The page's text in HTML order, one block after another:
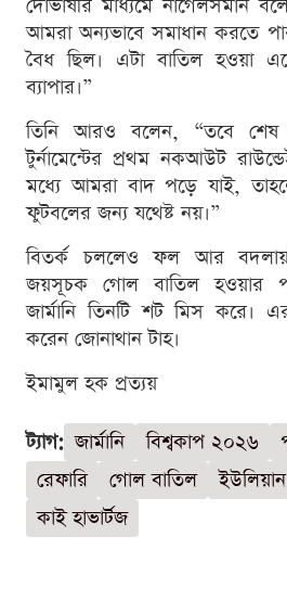
দোভাষীর মাধ্যমে নাগেলসমান
আমরা অন্যভাবে সমাধান করতে
বৈধ ছিল। এটা বাতিল হওয়া
ব্যাপার।”
তিনি আরও বলেন, “তবে
টুর্নামেন্টের প্রথম নকআউট
মধ্যে আমরা বাদ পড়ে যাই,
ফুটবলের জন্য যথেষ্ট নয়।”
বিতর্ক চললেও ফল আর
জয়সূচক গোল বাতিল হওয়ার
জার্মানি তিনটি শট মিস করে।
করেন জোনাথান টাহ।
ইমামুল হক প্রত্যয়
ট্যাগ: জার্মানি বিশ্বকাপ ২০২৬
রেফারি
গোল বাতিল
কাই হাভার্টজ